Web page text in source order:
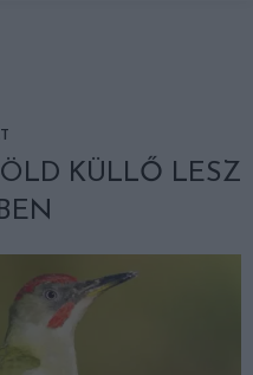
KÜLLŐ LESZ